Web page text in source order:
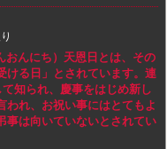
んにち）天恩日とは、その
ける日」とされています。連
知られ、慶事をはじめ新し
われ、お祝い事にはとてもよ
事は向いていないとされてい